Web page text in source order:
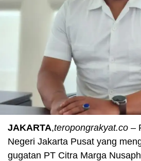
JAKARTA,teropongrakyat.co –
Negeri Jakarta Pusat yang
gugatan PT Citra Marga